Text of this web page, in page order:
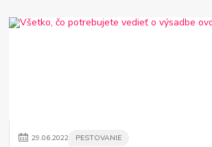
29.06.2022 PESTOVANIE